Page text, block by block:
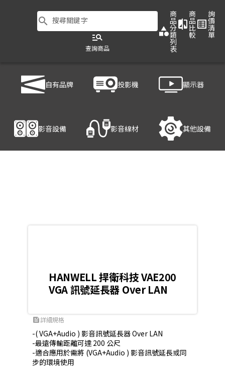
search 搜尋關鍵字
manage_search
查詢商品
category
商
品
分
類
列
表
compare
商
品
比
較
list_alt
詢
價
清
單
自有品牌 投影機 顯示器
影音設備 影音線材 其他設備
HANWELL 捍衛科技 VAE200
HANWELL 捍衛科技 VAE200
VGA 訊號延長器 Over LAN
feed詳細規格
-( VGA+Audio ) 影音訊號延長器 Over LAN
-最遠傳輸距離可達 200 公尺
-適合應用於需將 (VGA+Audio ) 影音訊號延長或同
步的環境使用